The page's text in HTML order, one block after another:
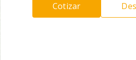
Cotizar